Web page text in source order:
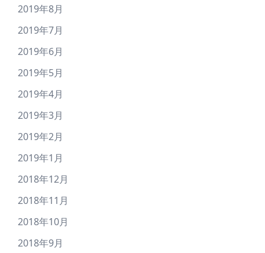
2019年8月
2019年7月
2019年6月
2019年5月
2019年4月
2019年3月
2019年2月
2019年1月
2018年12月
2018年11月
2018年10月
2018年9月